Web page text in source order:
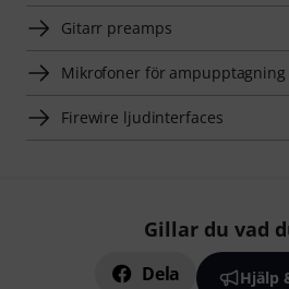
Gitarr preamps
Mikrofoner för ampupptagning
Firewire ljudinterfaces
Gillar du vad
Dela Hjälp